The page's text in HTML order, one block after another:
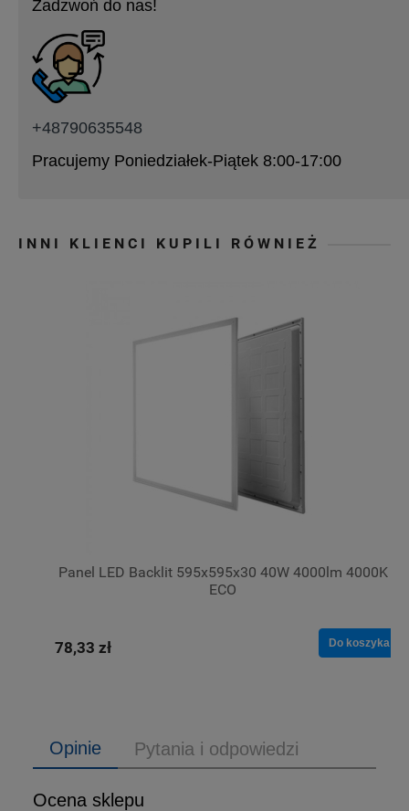
Zadzwoń do nas!
+48790635548
Pracujemy Poniedziałek-Piątek 8:00-17:00
INNI KLIENCI KUPILI RÓWNIEŻ
Panel LED Backlit 595x595x30 40W 4000lm 4000K
ECO
78,33 zł Do koszyka
Opinie Pytania i odpowiedzi
Ocena sklepu